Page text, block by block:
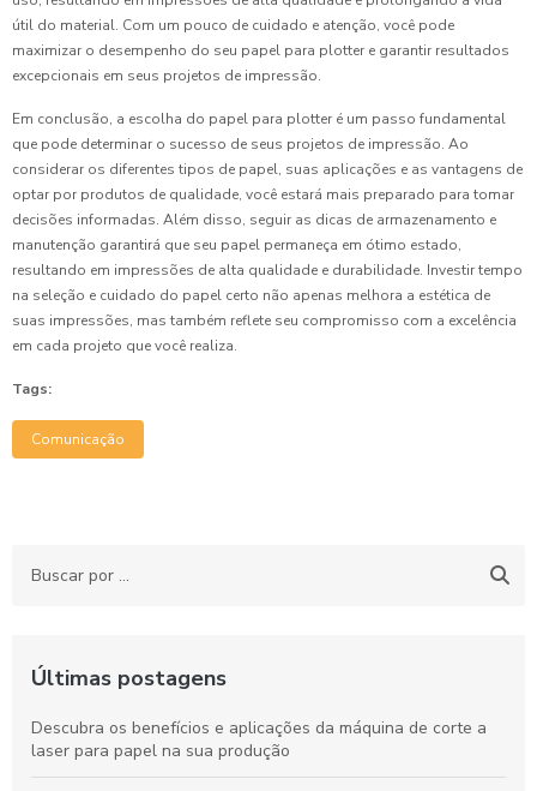
útil do material. Com um pouco de cuidado e atenção, você pode
maximizar o desempenho do seu papel para plotter e garantir resultados
excepcionais em seus projetos de impressão.
Em conclusão, a escolha do papel para plotter é um passo fundamental
que pode determinar o sucesso de seus projetos de impressão. Ao
considerar os diferentes tipos de papel, suas aplicações e as vantagens de
optar por produtos de qualidade, você estará mais preparado para tomar
decisões informadas. Além disso, seguir as dicas de armazenamento e
manutenção garantirá que seu papel permaneça em ótimo estado,
resultando em impressões de alta qualidade e durabilidade. Investir tempo
na seleção e cuidado do papel certo não apenas melhora a estética de
suas impressões, mas também reflete seu compromisso com a excelência
em cada projeto que você realiza.
Tags:
Comunicação
Últimas postagens
Descubra os benefícios e aplicações da máquina de corte a
laser para papel na sua produção